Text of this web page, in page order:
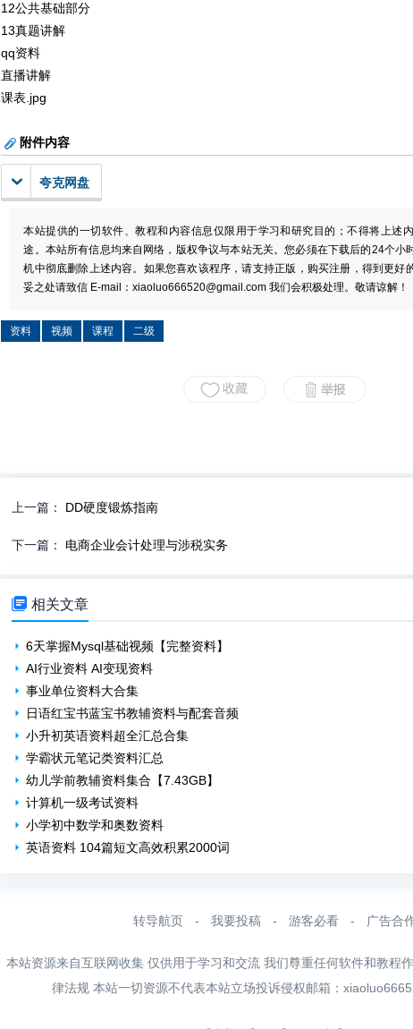
12公共基础部分
13真题讲解
qq资料
直播讲解
课表.jpg
附件内容
夸克网盘
本站提供的一切软件、教程和内容信息仅限用于学习和研究目的；不得将上述
途。本站所有信息均来自网络，版权争议与本站无关。您必须在下载后的24个小
机中彻底删除上述内容。如果您喜欢该程序，请支持正版，购买注册，得到更好
妥之处请致信 E-mail：xiaoluo666520@gmail.com 我们会积极处理。敬请谅解！
资料 视频 课程 二级
上一篇： DD硬度锻炼指南
下一篇： 电商企业会计处理与涉税实务
 相关文章
6天掌握Mysql基础视频【完整资料】
AI行业资料 AI变现资料
事业单位资料大合集
日语红宝书蓝宝书教辅资料与配套音频
小升初英语资料超全汇总合集
学霸状元笔记类资料汇总
幼儿学前教辅资料集合【7.43GB】
计算机一级考试资料
小学初中数学和奥数资料
英语资料 104篇短文高效积累2000词
转导航页 - 我要投稿 - 游客必看 - 广告合
本站资源来自互联网收集 仅供用于学习和交流 我们尊重任何软件和教程
律法规 本站一切资源不代表本站立场投诉侵权邮箱：